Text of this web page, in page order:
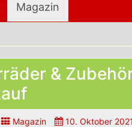
Magazin
&
Magazin
10. Oktober 2021